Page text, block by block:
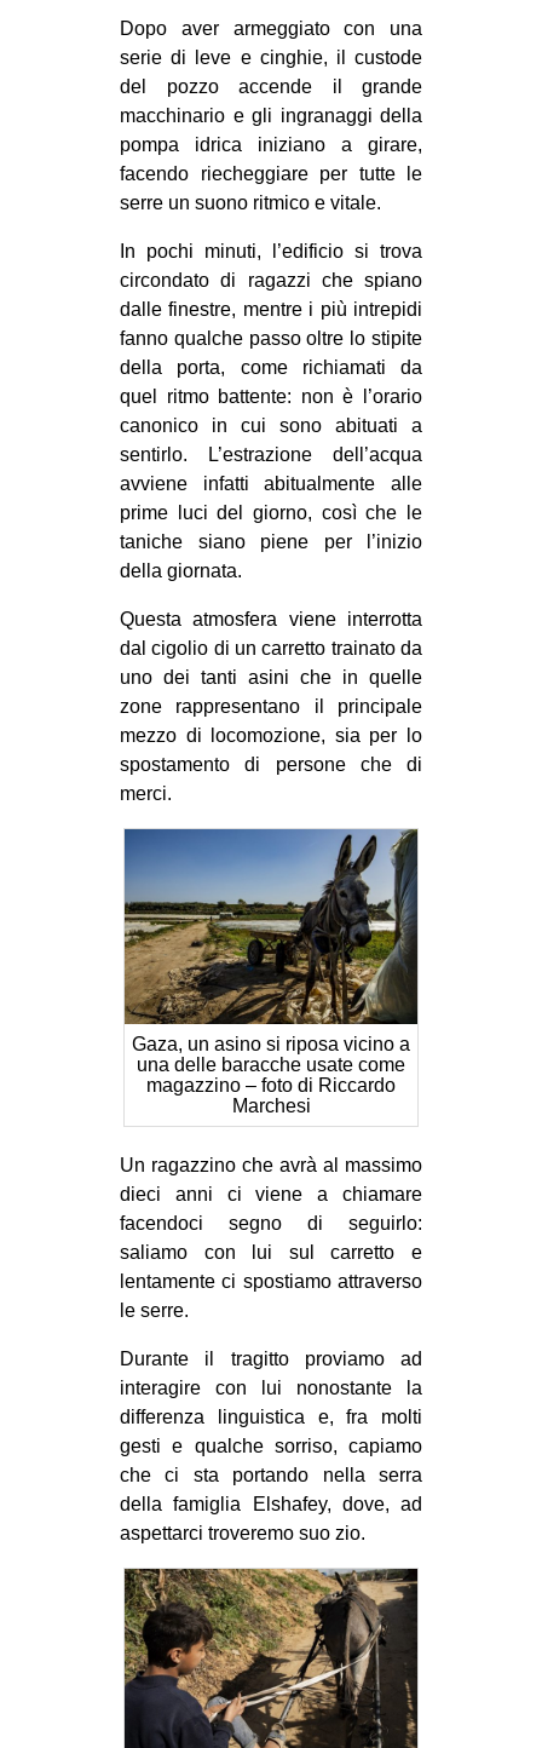
Dopo aver armeggiato con una
serie di leve e cinghie, il custode
del pozzo accende il grande
macchinario e gli ingranaggi della
pompa idrica iniziano a girare,
facendo riecheggiare per tutte le
serre un suono ritmico e vitale.
In pochi minuti, l’edificio si trova
circondato di ragazzi che spiano
dalle finestre, mentre i più intrepidi
fanno qualche passo oltre lo stipite
della porta, come richiamati da
quel ritmo battente: non è l’orario
canonico in cui sono abituati a
sentirlo. L’estrazione dell’acqua
avviene infatti abitualmente alle
prime luci del giorno, così che le
taniche siano piene per l’inizio
della giornata.
Questa atmosfera viene interrotta
dal cigolio di un carretto trainato da
uno dei tanti asini che in quelle
zone rappresentano il principale
mezzo di locomozione, sia per lo
spostamento di persone che di
merci.
Gaza, un asino si riposa vicino a
una delle baracche usate come
magazzino – foto di Riccardo
Marchesi
Un ragazzino che avrà al massimo
dieci anni ci viene a chiamare
facendoci segno di seguirlo:
saliamo con lui sul carretto e
lentamente ci spostiamo attraverso
le serre.
Durante il tragitto proviamo ad
interagire con lui nonostante la
differenza linguistica e, fra molti
gesti e qualche sorriso, capiamo
che ci sta portando nella serra
della famiglia Elshafey, dove, ad
aspettarci troveremo suo zio.